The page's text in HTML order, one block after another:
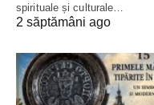
spirituale și culturale…
2 săptămâni ago